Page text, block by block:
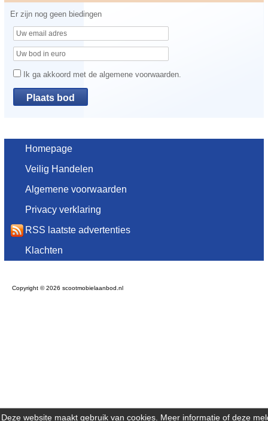
Deze website maakt gebruik van cookies. Meer informatie of deze
Er zijn nog geen biedingen
Ik ga akkoord met de algemene voorwaarden.
Homepage
Veilig Handelen
Algemene voorwaarden
Privacy verklaring
RSS laatste advertenties
Klachten
Copyright © 2026 scootmobielaanbod.nl